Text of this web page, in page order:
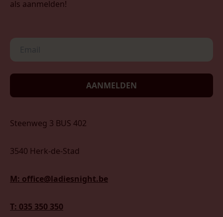
als aanmelden!
AANMELDEN
Steenweg 3 BUS 402
3540 Herk-de-Stad
M: office@ladiesnight.be
T: 035 350 350